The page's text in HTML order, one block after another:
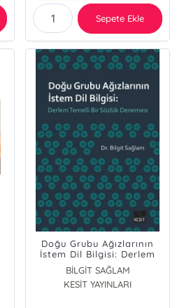
Sepete Ekle
Doğu Grubu Ağızlarının
İstem Dil Bilgisi: Derlem
Temelli Bir Sözlük
Denemesi
BİLGİT SAĞLAM
KESİT YAYINLARI